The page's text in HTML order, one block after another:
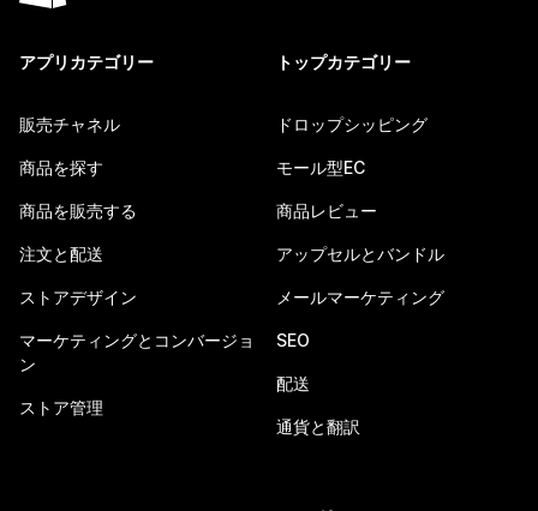
アプリカテゴリー
販売チャネル
商品を探す
商品を販売する
注文と配送
ストアデザイン
マーケティングとコンバージョ
ン
ストア管理
トップカテゴリー
ドロップシッピング
モール型EC
商品レビュー
アップセルとバンドル
メールマーケティング
SEO
配送
通貨と翻訳